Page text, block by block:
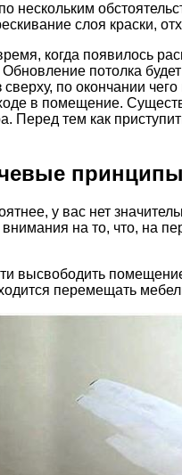
нескольким
слоя краски,
когда появилось
потолка
по окончании
в помещение.
Перед тем как
принципы
у вас нет
на то, что, на
высвободить
перемещать